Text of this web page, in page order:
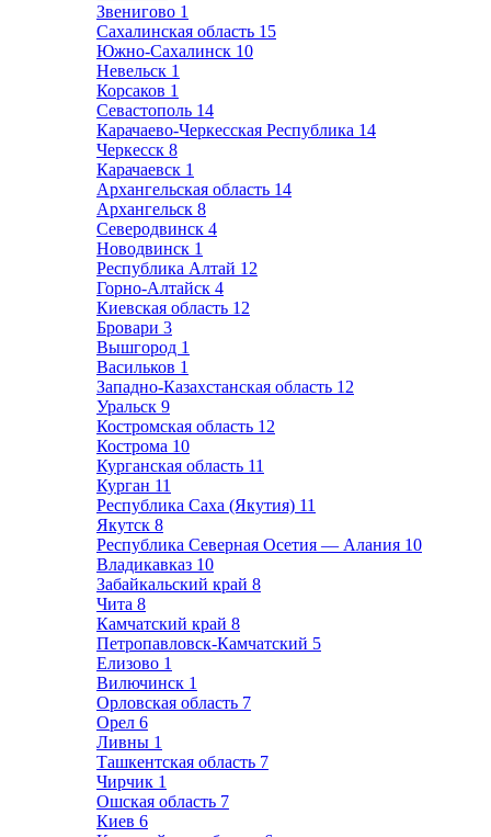
Звенигово 1
Сахалинская область 15
Южно-Сахалинск 10
Невельск 1
Корсаков 1
Севастополь 14
Карачаево-Черкесская Республика 14
Черкесск 8
Карачаевск 1
Архангельская область 14
Архангельск 8
Северодвинск 4
Новодвинск 1
Республика Алтай 12
Горно-Алтайск 4
Киевская область 12
Бровари 3
Вышгород 1
Васильков 1
Западно-Казахстанская область 12
Уральск 9
Костромская область 12
Кострома 10
Курганская область 11
Курган 11
Республика Саха (Якутия) 11
Якутск 8
Республика Северная Осетия — Алания 10
Владикавказ 10
Забайкальский край 8
Чита 8
Камчатский край 8
Петропавловск-Камчатский 5
Елизово 1
Вилючинск 1
Орловская область 7
Орел 6
Ливны 1
Ташкентская область 7
Чирчик 1
Ошская область 7
Киев 6